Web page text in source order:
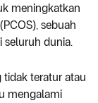
meningkatkan
sebuah
seluruh dunia.
tidak teratur atau
mengalami